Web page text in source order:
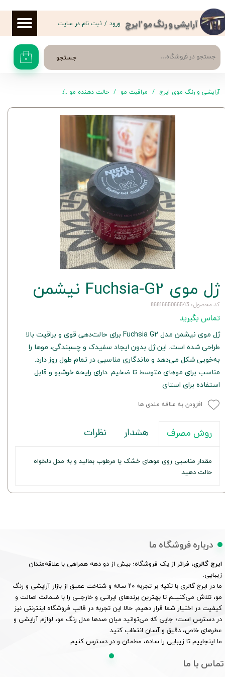
آرایشی و رنگ مو 'ایرج
جستجو ۰
ورود / ثبت نام در سایت
حساب کاربری من
تغییر گذر واژه
سفارشات
خروج از حساب کاربری
آرایشی و رنگ موی ایرج مراقبت مو حالت دهنده مو
ژل موی Fuchsia-G2 نیشمن
کد محصول: 8681665066543
تماس بگیرید
ژل موی نیشمن مدل Fuchsia G2 برای حالت‌دهی قوی و براقیت بالا
طراحی شده است. این ژل بدون ایجاد سفیدک و چسبندگی، موها را
به‌خوبی شکل می‌دهد و ماندگاری مناسبی در تمام طول روز دارد.
مناسب برای موهای متوسط تا ضخیم. دارای رایحه خوشبو و قابل
استفاده برای استای
افزودن به علاقه مندی ها
روش مصرف هشدار نظرات
مقدار مناسبی روی موهای خشک یا مرطوب بمالید و به مدل دلخواه
حالت دهید.
درباره فروشگاه ما
ایرج گالری، فراتر از یک فروشگاه؛ بیش از دو دهه همراهی با علاقه‌مندان
زیبایی.
ما در ایرج گالری با تکیه بر تجربه ۲۰ ساله و شناخت عمیق از بازار آرایشی و رنگ
مو، تلاش می‌کنیــم تا بهترین برندهای ایرانـی و خارجــی را با ضـمانت اصالت و
کیفیت در اختیار شما قرار دهیم. حالا این تجربه در قالب فروشگاه اینترنتی نیز
در دسترس است؛ جایی که می‌توانید میان صدها مدل رنگ مو، لوازم آرایشی و
عطرهای خاص، دقیق و آسان انتخاب کنید.
ما اینجاییم تا زیبایی را ساده، مطمئن و در دسترس کنیم.
تماس با ما